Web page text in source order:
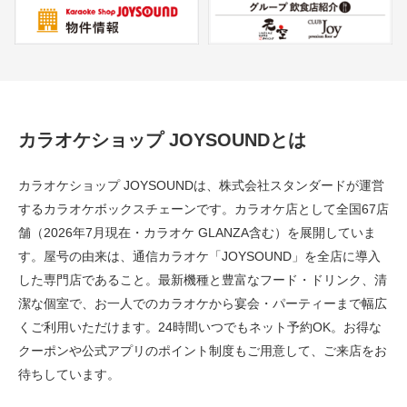
カラオケショップ JOYSOUNDとは
カラオケショップ JOYSOUNDは、株式会社スタンダードが運営
するカラオケボックスチェーンです。カラオケ店として全国67店
舗（2026年7月現在・カラオケ GLANZA含む）を展開していま
す。屋号の由来は、通信カラオケ「JOYSOUND」を全店に導入
した専門店であること。最新機種と豊富なフード・ドリンク、清
潔な個室で、お一人でのカラオケから宴会・パーティーまで幅広
くご利用いただけます。24時間いつでもネット予約OK。お得な
クーポンや公式アプリのポイント制度もご用意して、ご来店をお
待ちしています。